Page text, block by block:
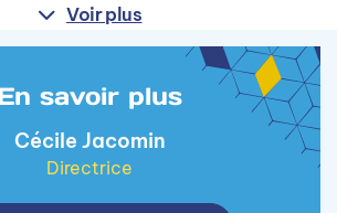
Voir plus
savoir plus
Cécile Jacomin
Directrice